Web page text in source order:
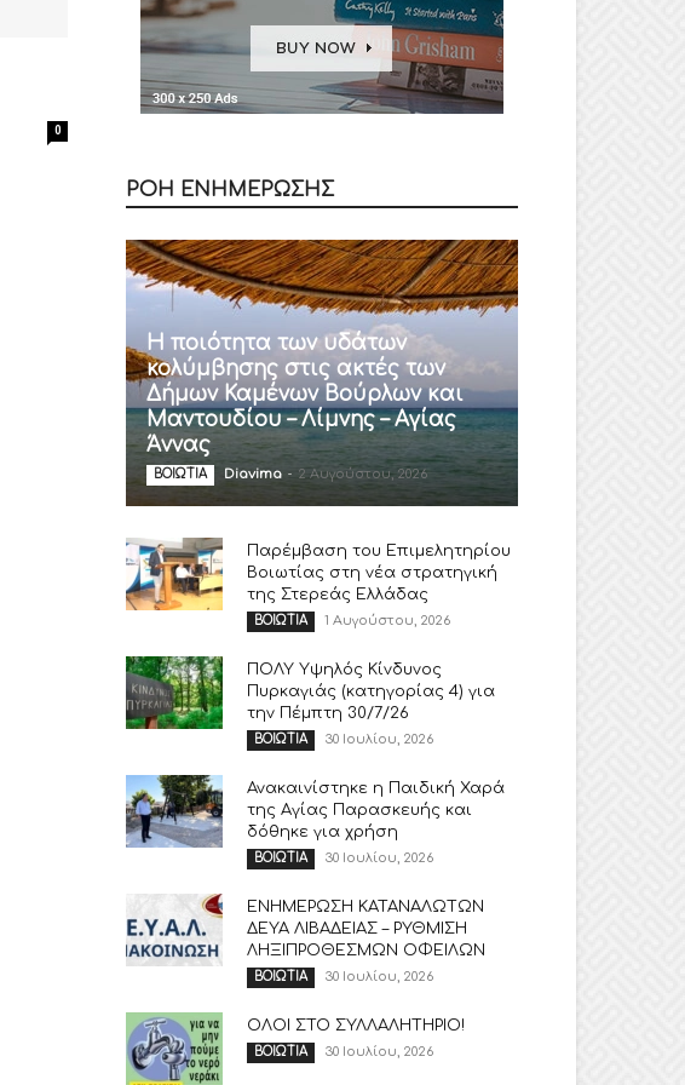
0
ΡΟΗ ΕΝΗΜΕΡΩΣΗΣ
Η ποιότητα των υδάτων
κολύμβησης στις ακτές των
Δήμων Καμένων Βούρλων και
Μαντουδίου – Λίμνης – Αγίας
Άννας
ΒΟΙΩΤΙΑ Diavima - 2 Αυγούστου, 2026
Παρέμβαση του Επιμελητηρίου
Βοιωτίας στη νέα στρατηγική
της Στερεάς Ελλάδας
ΒΟΙΩΤΙΑ 1 Αυγούστου, 2026
ΠΟΛΥ Υψηλός Κίνδυνος
Πυρκαγιάς (κατηγορίας 4) για
την Πέμπτη 30/7/26
ΒΟΙΩΤΙΑ 30 Ιουλίου, 2026
Ανακαινίστηκε η Παιδική Χαρά
της Αγίας Παρασκευής και
δόθηκε για χρήση
ΒΟΙΩΤΙΑ 30 Ιουλίου, 2026
ΕΝΗΜΕΡΩΣΗ ΚΑΤΑΝΑΛΩΤΩΝ
ΔΕΥΑ ΛΙΒΑΔΕΙΑΣ – ΡΥΘΜΙΣΗ
ΛΗΞΙΠΡΟΘΕΣΜΩΝ ΟΦΕΙΛΩΝ
ΒΟΙΩΤΙΑ 30 Ιουλίου, 2026
ΟΛΟΙ ΣΤΟ ΣΥΛΛΑΛΗΤΗΡΙΟ!
ΒΟΙΩΤΙΑ 30 Ιουλίου, 2026